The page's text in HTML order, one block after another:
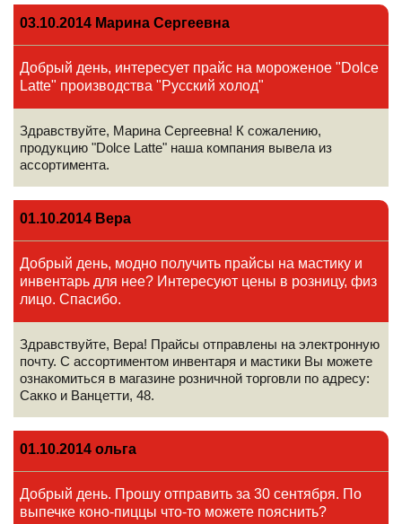
03.10.2014 Марина Сергеевна
Добрый день, интересует прайс на мороженое "Dolce
Latte" производства "Русский холод"
Здравствуйте, Марина Сергеевна! К сожалению,
продукцию "Dolce Latte" наша компания вывела из
ассортимента.
01.10.2014 Вера
Добрый день, модно получить прайсы на мастику и
инвентарь для нее? Интересуют цены в розницу, физ
лицо. Спасибо.
Здравствуйте, Вера! Прайсы отправлены на электронную
почту. С ассортиментом инвентаря и мастики Вы можете
ознакомиться в магазине розничной торговли по адресу:
Сакко и Ванцетти, 48.
01.10.2014 ольга
Добрый день. Прошу отправить за 30 сентября. По
выпечке коно-пиццы что-то можете пояснить?